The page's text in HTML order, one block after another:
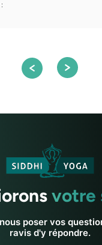
votre
poser vos
ravis d'y répondre.